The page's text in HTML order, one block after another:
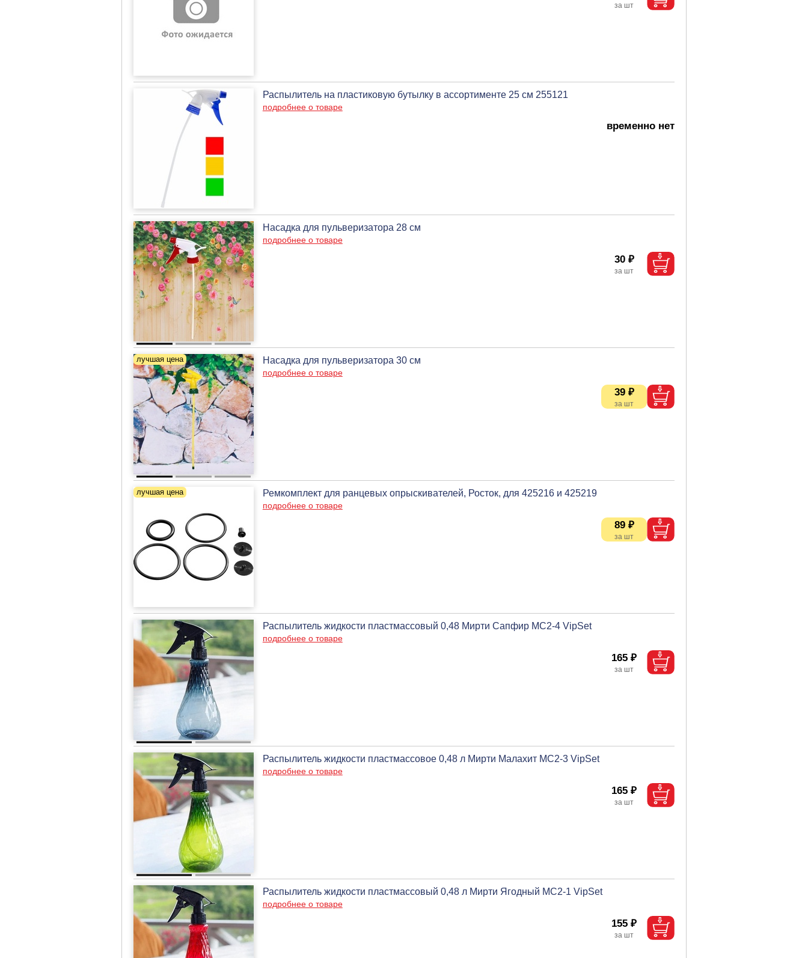
Распылитель на пластиковую бутылку в ассортименте 25 см 255121
подробнее о товаре
временно нет
Насадка для пульверизатора 28 см
подробнее о товаре
30 ₽
Насадка для пульверизатора 30 см
подробнее о товаре
39 ₽
Ремкомплект для ранцевых опрыскивателей, Росток, для 425216 и 425219
подробнее о товаре
89 ₽
Распылитель жидкости пластмассовый 0,48 Мирти Сапфир MC2-4 VipSet
подробнее о товаре
165 ₽
Распылитель жидкости пластмассовое 0,48 л Мирти Малахит МС2-3 VipSet
подробнее о товаре
165 ₽
Распылитель жидкости пластмассовый 0,48 л Мирти Ягодный MC2-1 VipSet
подробнее о товаре
155 ₽